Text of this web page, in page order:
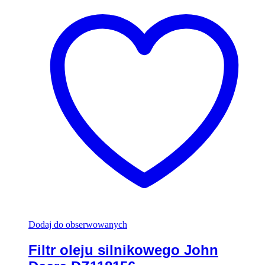
Dodaj do obserwowanych
Filtr oleju silnikowego John